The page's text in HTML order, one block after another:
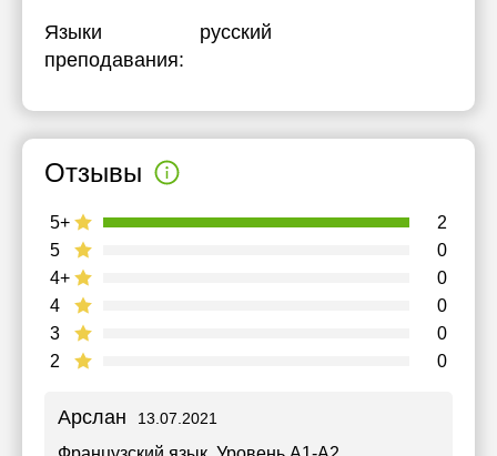
Языки
преподавания:
русский
Отзывы
2 0
3 0
4 0
4+ 0
5 0
5+ 2
Арслан 13.07.2021